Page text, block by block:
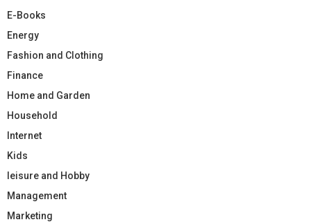
E-Books
Energy
Fashion and Clothing
Finance
Home and Garden
Household
Internet
Kids
leisure and Hobby
Management
Marketing